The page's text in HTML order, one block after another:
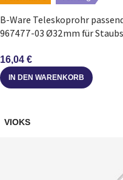
B-Ware Teleskoprohr
967477-03 Ø32mm für
16,04 €
IN DEN WARENKORB
VIOKS